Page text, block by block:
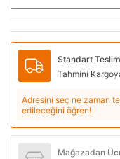
Standart
Tahmini
Adresini seç ne zaman
edileceğini öğren!
Mağazadan